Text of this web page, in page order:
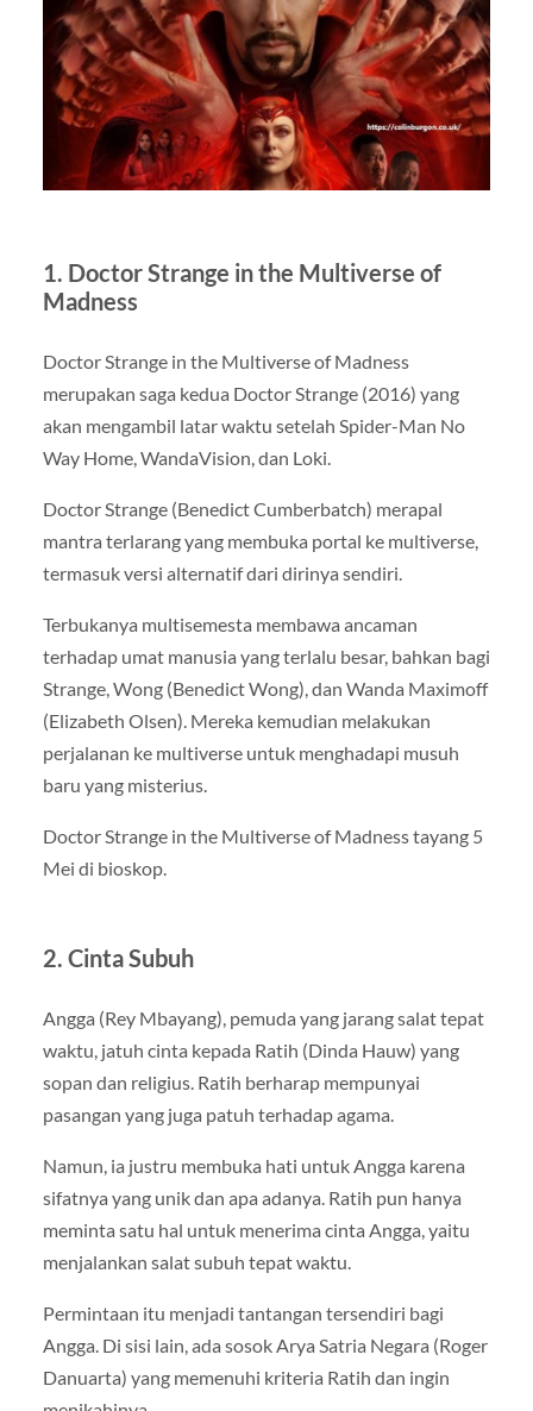
1. Doctor Strange in the Multiverse of
Madness
Doctor Strange in the Multiverse of Madness
merupakan saga kedua Doctor Strange (2016) yang
akan mengambil latar waktu setelah Spider-Man No
Way Home, WandaVision, dan Loki.
Doctor Strange (Benedict Cumberbatch) merapal
mantra terlarang yang membuka portal ke multiverse,
termasuk versi alternatif dari dirinya sendiri.
Terbukanya multisemesta membawa ancaman
terhadap umat manusia yang terlalu besar, bahkan bagi
Strange, Wong (Benedict Wong), dan Wanda Maximoff
(Elizabeth Olsen). Mereka kemudian melakukan
perjalanan ke multiverse untuk menghadapi musuh
baru yang misterius.
Doctor Strange in the Multiverse of Madness tayang 5
Mei di bioskop.
2. Cinta Subuh
Angga (Rey Mbayang), pemuda yang jarang salat tepat
waktu, jatuh cinta kepada Ratih (Dinda Hauw) yang
sopan dan religius. Ratih berharap mempunyai
pasangan yang juga patuh terhadap agama.
Namun, ia justru membuka hati untuk Angga karena
sifatnya yang unik dan apa adanya. Ratih pun hanya
meminta satu hal untuk menerima cinta Angga, yaitu
menjalankan salat subuh tepat waktu.
Permintaan itu menjadi tantangan tersendiri bagi
Angga. Di sisi lain, ada sosok Arya Satria Negara (Roger
Danuarta) yang memenuhi kriteria Ratih dan ingin